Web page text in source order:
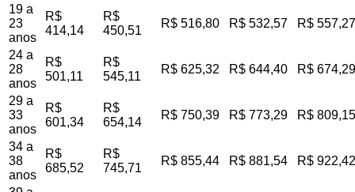
19 a
23
anos
R$
414,14
R$
450,51
R$ 516,80 R$ 532,57 R$ 557,27
24 a
28
anos
R$
501,11
R$
545,11
R$ 625,32 R$ 644,40 R$ 674,29
29 a
33
anos
R$
601,34
R$
654,14
R$ 750,39 R$ 773,29 R$ 809,15
34 a
38
anos
R$
685,52
R$
745,71
R$ 855,44 R$ 881,54 R$ 922,42